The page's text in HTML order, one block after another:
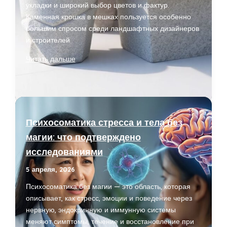
укладки и широкий выбор цветов и фактур.
Каменная крошка в мешках пользуется особенно
большим спросом среди ландшафтных дизайнеров
и строителей
Купить
декоративного
оформления
участков
Читать дальше
Психосоматика стресса и тела без
магии: что подтверждено
исследованиями
5 апреля, 2026
Психосоматика без магии — это область, которая
описывает, как стресс, эмоции и поведение через
нервную, эндокринную и иммунную системы
меняют симптомы, течение и восстановление при